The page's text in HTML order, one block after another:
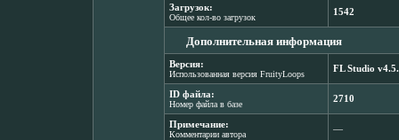
Загрузок:
Общее кол-во загрузок
1542
Дополнительная информация
Версия:
Использованная версия FruityLoops
FL Studio
ID файла:
Номер файла в базе
2710
Примечание:
Комментарии автора
―